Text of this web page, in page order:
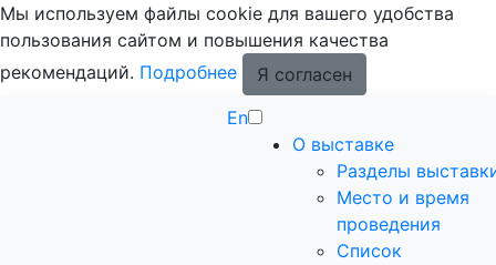
Мы используем файлы cookie для вашего удобства
пользования сайтом и повышения качества
рекомендаций. Подробнее
Я согласен
En
О выставке
Разделы
Место и время
проведения
Список